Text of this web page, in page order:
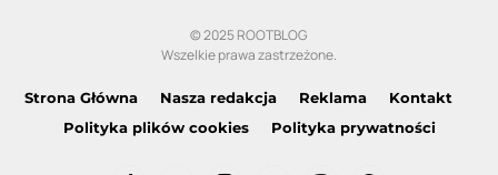
© 2025 ROOTBLOG
Wszelkie prawa zastrzeżone.
Strona Główna Nasza redakcja Reklama
Kontakt
Polityka plików cookies
Polityka prywatności